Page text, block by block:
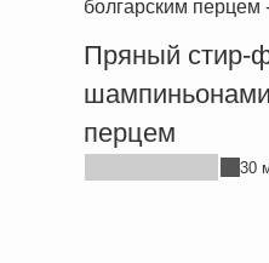
Пряный стир-
перцем
30